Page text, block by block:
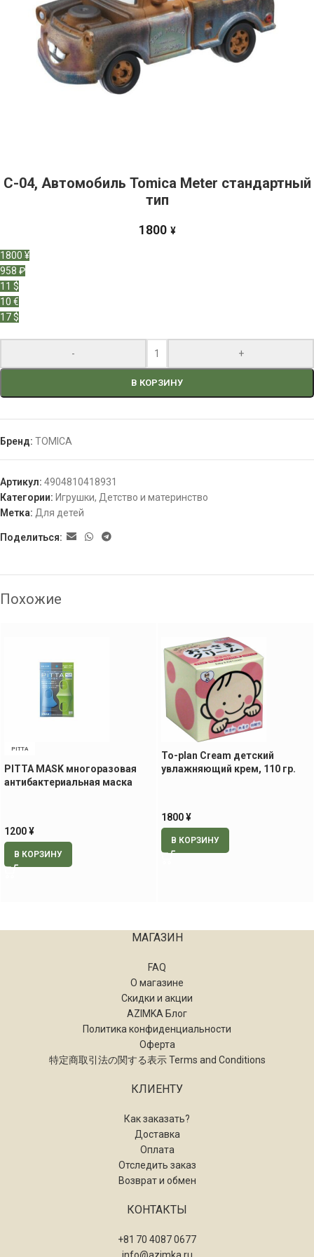
C-04, Автомобиль Tomica Meter стандартный
тип
1800 ¥
1800 ¥
958 ₽
11 $
10 €
17 $
- +
В КОРЗИНУ
Бренд: TOMICA
Артикул: 4904810418931
Категории: Игрушки, Детство и материнство
Метка: Для детей
Поделиться:
Похожие
PITTA
PITTA MASK многоразовая
антибактериальная маска
1200¥
В КОРЗИНУ
To-plan Cream детский
увлажняющий крем, 110 гр.
1800¥
В КОРЗИНУ
МАГАЗИН
FAQ
О магазине
Скидки и акции
AZIMKA Блог
Политика конфиденциальности
Оферта
特定商取引法の関する表示 Terms and Conditions
КЛИЕНТУ
Как заказать?
Доставка
Оплата
Отследить заказ
Возврат и обмен
КОНТАКТЫ
+81 70 4087 0677